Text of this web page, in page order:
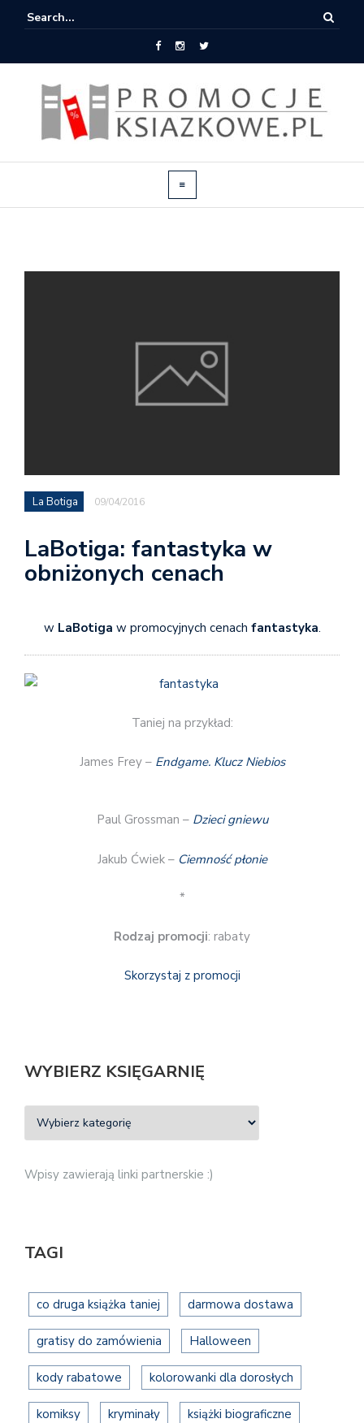
La Botiga 09/04/2016
LaBotiga: fantastyka w
obniżonych cenach
w LaBotiga w promocyjnych cenach fantastyka.
Taniej na przykład:
James Frey –Endgame. Klucz Niebios
Paul Grossman – Dzieci gniewu
Jakub Ćwiek – Ciemność płonie
*
Rodzaj promocji: rabaty
Skorzystaj z promocji
WYBIERZ KSIĘGARNIĘ
Wpisy zawierają linki partnerskie :)
TAGI
co druga książka taniej darmowa dostawa
gratisy do zamówienia Halloween
kody rabatowe kolorowanki dla dorosłych
komiksy kryminały książki biograficzne